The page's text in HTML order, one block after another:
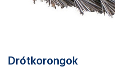
Drótkorongok